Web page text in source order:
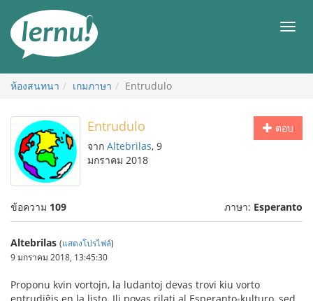
สารบัญ
เมนู
ห้องสนทนา เกมภาษา Entrudulo
ตอบ
Entrudulo
จาก Altebrilas, 9
มกราคม 2018
ข้อความ 109 ภาษา: Esperanto
Altebrilas (แสดงโปรไฟล์)
9 มกราคม 2018, 13:45:30
Proponu kvin vortojn, la ludantoj devas trovi kiu vorto